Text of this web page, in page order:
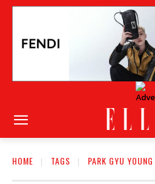
HOME TAGS PARK GYU YOUNG